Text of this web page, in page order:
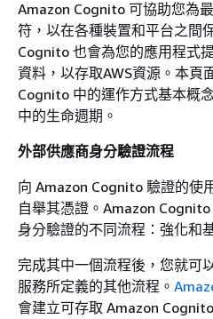
Amazon Cognito 可協助您為
符，以在各種裝置和平台之間
Cognito 也會為您的應用程式
資料，以存取AWS資源。本頁
Cognito 中的運作方式基本概
中的生命週期。
外部供應商身分驗證流程
向 Amazon Cognito 驗證的使
自舉其憑證。Amazon
身分驗證的不同流程：強化和
完成其中一個流程後，您就可
服務所定義的其他流程。
會建立可存取 Amazon